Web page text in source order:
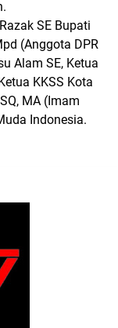
SE Bupati
(Anggota DPR
Alam SE, Ketua
KKSS Kota
MA (Imam
Indonesia.